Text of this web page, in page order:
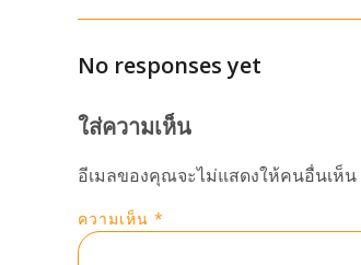
No responses yet
ใส่ความเห็น
อีเมลของคุณจะไม่แสดงให้คนอื่นเห็น
ความเห็น *